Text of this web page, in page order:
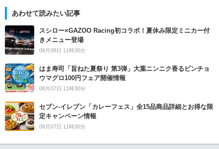
あわせて読みたい記事
スシロー×GAZOO Racing初コラボ！夏休み限定ミニカー付
きメニュー登場
08月08日 11時30分
はま寿司「旨ねた夏祭り 第3弾」大葉ニンニク香るビンチョ
ウマグロ100円フェア開催情報
08月07日 11時30分
セブン‐イレブン「カレーフェス」全15品商品詳細とお得な限
定キャンペーン情報
08月07日 11時30分